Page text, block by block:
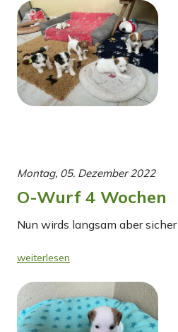
Montag, 05. Dezember 2022
O-Wurf 4 Wochen
Nun wirds langsam aber
weiterlesen